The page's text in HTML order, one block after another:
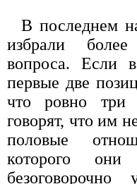
В последнем
избрали
вопроса. Если
первые две
что ровно три
говорят, что им
половые
которого